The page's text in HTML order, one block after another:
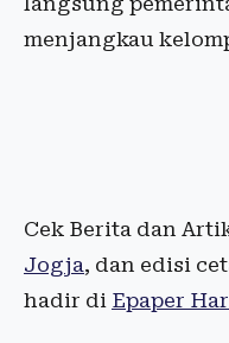
menjangkau
Cek Berita dan
Jogja, dan edisi
hadir di Epaper